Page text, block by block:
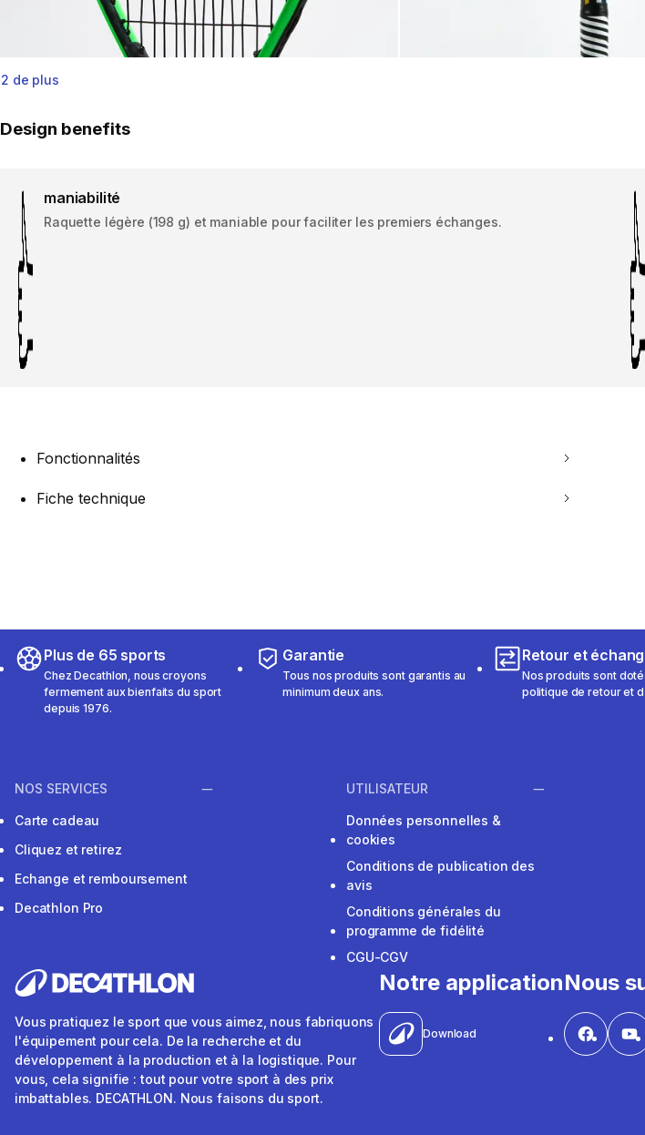
2 de plus
Design benefits
maniabilité
Raquette légère (198 g) et maniable pour faciliter les premiers échanges.
Fonctionnalités
Fiche technique
Plus de 65 sports
Chez Decathlon, nous croyons
fermement aux bienfaits du sport
depuis 1976.
Garantie
Tous nos produits sont garantis au
minimum deux ans.
Retour et
Nos produits sont
politique de retour et
NOS SERVICES
Carte cadeau
Cliquez et retirez
Echange et remboursement
Decathlon Pro
UTILISATEUR
Données personnelles &
cookies
Conditions de publication des
avis
Conditions générales du
programme de fidélité
CGU-CGV
Vous pratiquez le sport que vous aimez, nous fabriquons
l'équipement pour cela. De la recherche et du
développement à la production et à la logistique. Pour
vous, cela signifie : tout pour votre sport à des prix
imbattables. DECATHLON. Nous faisons du sport.
Notre application
Download
Nous